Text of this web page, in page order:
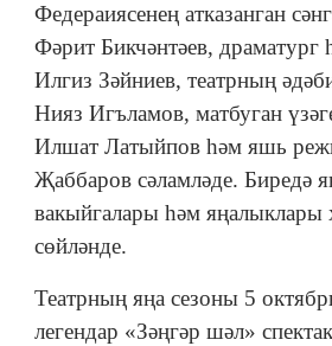
Федераиясенең атказанган
Фәрит Бикчәнтәев, драматург
Илгиз Зәйниев, театрның
Нияз Игъламов, матбуган
Илшат Латыйпов һәм яшь
Җаббаров сәламләде. Биредә
вакыйгалары һәм яңалыклары
сөйләнде.
Театрның яңа сезоны 5
легендар «Зәңгәр шәл»